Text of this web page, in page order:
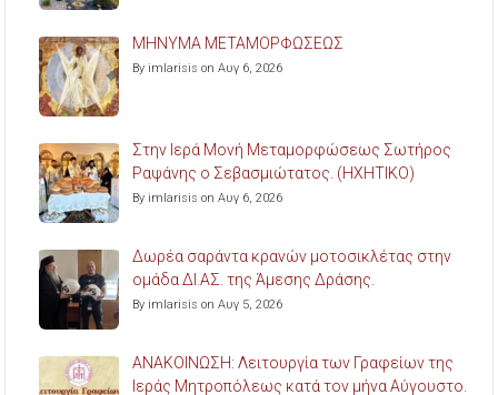
ΜΗΝΥΜΑ ΜΕΤΑΜΟΡΦΩΣΕΩΣ
By imlarisis on Αυγ 6, 2026
Στην Ιερά Μονή Μεταμορφώσεως Σωτήρος
Ραψάνης ο Σεβασμιώτατος. (ΗΧΗΤΙΚΟ)
By imlarisis on Αυγ 6, 2026
Δωρέα σαράντα κρανών μοτοσικλέτας στην
ομάδα ΔΙ.ΑΣ. της Άμεσης Δράσης.
By imlarisis on Αυγ 5, 2026
ΑΝΑΚΟΙΝΩΣΗ: Λειτουργία των Γραφείων της
Ιεράς Μητροπόλεως κατά τον μήνα Αύγουστο.